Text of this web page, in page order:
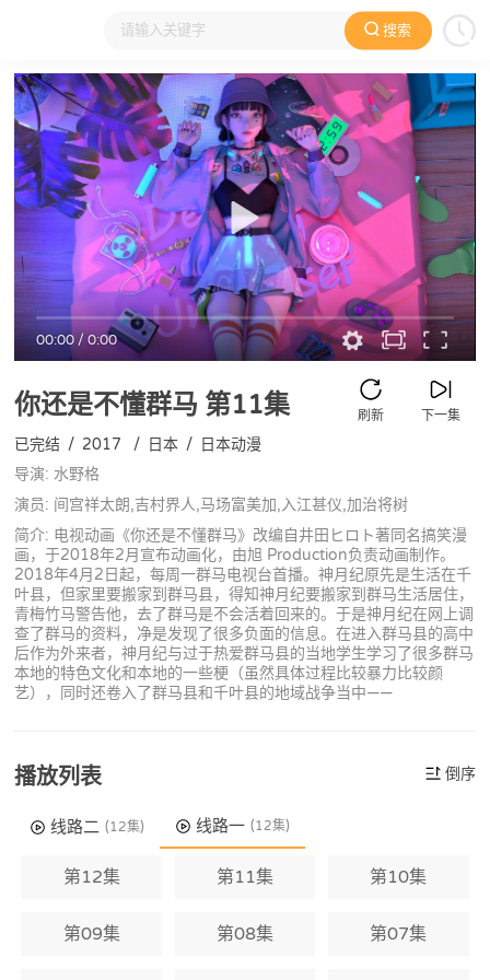
搜索
大家在看 日本动漫 国产动漫 欧美动漫 动漫电影
00:00/0:00
你还是不懂群马 第11集 下一集
刷新
已完结 / 2017 / 日本 / 日本动漫
导演: 水野格
演员: 间宫祥太朗,吉村界人,马场富美加,入江甚仪,加治将树
简介: 电视动画《你还是不懂群马》改编自井田ヒロト著同名搞笑漫
画，于2018年2月宣布动画化，由旭 Production负责动画制作。
2018年4月2日起，每周一群马电视台首播。神月纪原先是生活在千
叶县，但家里要搬家到群马县，得知神月纪要搬家到群马生活居住，
青梅竹马警告他，去了群马是不会活着回来的。于是神月纪在网上调
查了群马的资料，净是发现了很多负面的信息。在进入群马县的高中
后作为外来者，神月纪与过于热爱群马县的当地学生学习了很多群马
本地的特色文化和本地的一些梗（虽然具体过程比较暴力比较颜
艺），同时还卷入了群马县和千叶县的地域战争当中——
播放列表 倒序
线路二 (12集) 线路一 (12集)
第12集 第11集 第10集
第09集 第08集 第07集